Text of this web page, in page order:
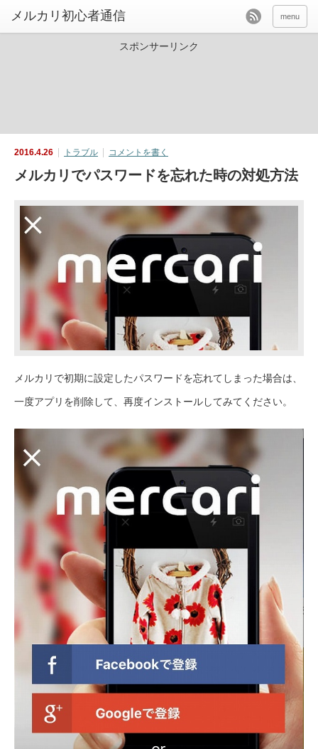
menu
スポンサーリンク
2016.4.26 トラブル コメントを書く
メルカリでパスワードを忘れた時の対処方法
メルカリで初期に設定したパスワードを忘れてしまった場合は、
一度アプリを削除して、再度インストールしてみてください。